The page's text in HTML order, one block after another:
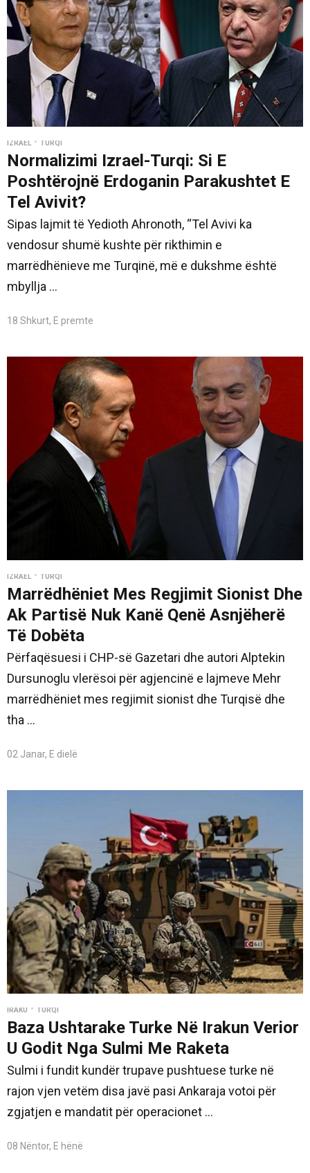
IZRAEL • TURQI
Normalizimi Izrael-Turqi: Si E
Poshtërojnë Erdoganin Parakushtet E
Tel Avivit?
Sipas lajmit të Yedioth Ahronoth, “Tel Avivi ka
vendosur shumë kushte për rikthimin e
marrëdhënieve me Turqinë, më e dukshme është
mbyllja ...
18 Shkurt, E premte
IZRAEL • TURQI
Marrëdhëniet Mes Regjimit Sionist Dhe
Ak Partisë Nuk Kanë Qenë Asnjëherë
Të Dobëta
Përfaqësuesi i CHP-së Gazetari dhe autori Alptekin
Dursunoglu vlerësoi për agjencinë e lajmeve Mehr
marrëdhëniet mes regjimit sionist dhe Turqisë dhe
tha ...
02 Janar, E dielë
IRAKU • TURQI
Baza Ushtarake Turke Në Irakun Verior
U Godit Nga Sulmi Me Raketa
Sulmi i fundit kundër trupave pushtuese turke në
rajon vjen vetëm disa javë pasi Ankaraja votoi për
zgjatjen e mandatit për operacionet ...
08 Nëntor, E hënë